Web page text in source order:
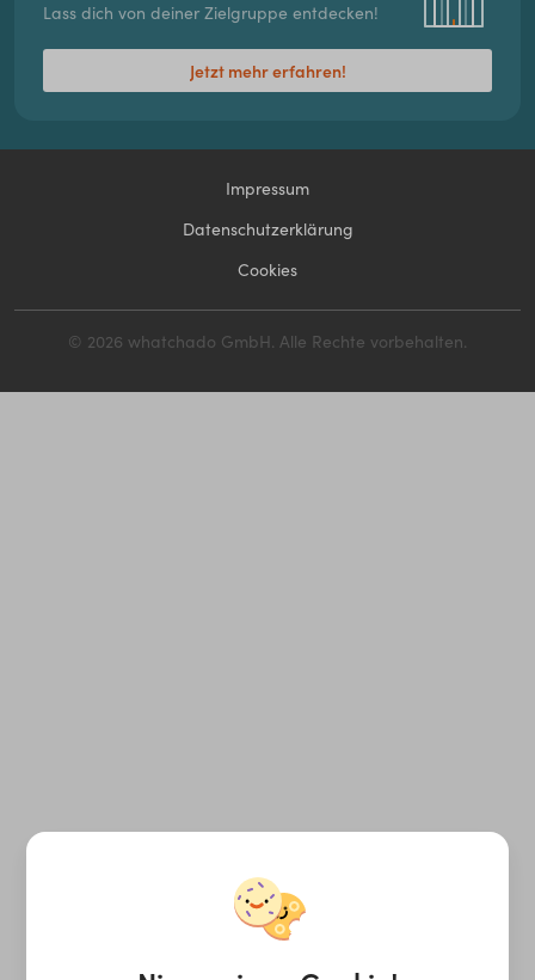
Lass dich von deiner Zielgruppe entdecken!
Jetzt mehr erfahren!
Impressum
Datenschutzerklärung
Cookies
© 2026 whatchado GmbH. Alle Rechte vorbehalten.